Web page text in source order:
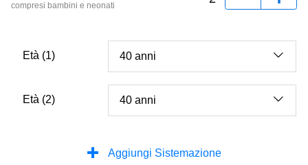
compresi bambini e neonati
Età (1)
Età (2)
Aggiungi Sistemazione